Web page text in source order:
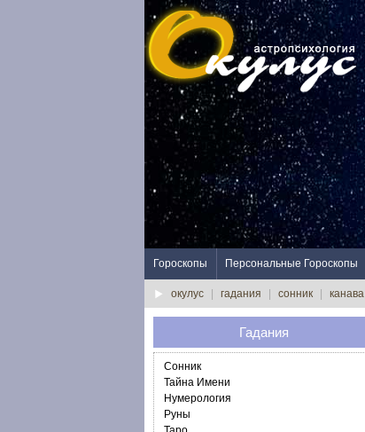
Гороскопы Персональные Гороскопы
окулус гадания сонник канава
Гадания
Сонник
Тайна Имени
Нумерология
Руны